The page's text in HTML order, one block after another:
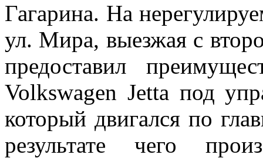
Гагарина. На
ул. Мира, выезжая с
предоставил
Volkswagen Jetta под
который двигался по
результате чего